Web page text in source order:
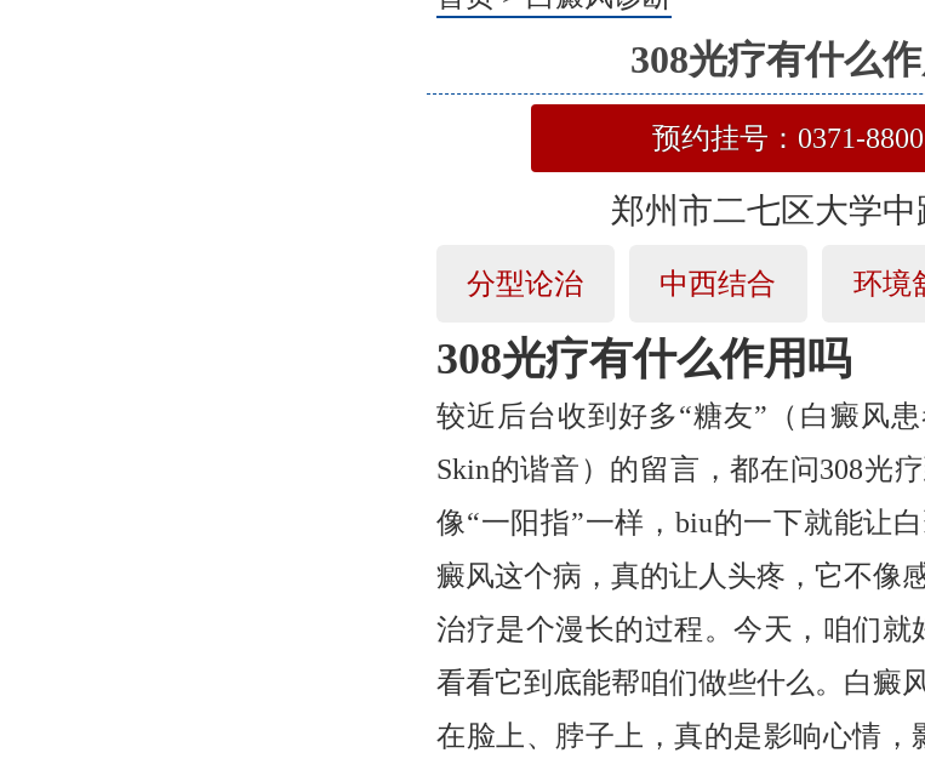
308光疗有什么
预约挂号：0371-
郑州市二七区大学中
分型论治 中西结合 环境
308光疗有什么作用吗
较近后台收到好多“糖友”（白癜风
Skin的谐音）的留言，都在问308光
像“一阳指”一样，biu的一下就能让
癜风这个病，真的让人头疼，它不像
治疗是个漫长的过程。今天，咱们就
看看它到底能帮咱们做些什么。白癜
在脸上、脖子上，真的是影响心情，